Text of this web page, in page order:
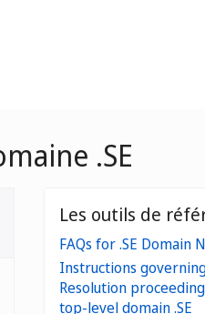
.SE
Les outils de
FAQs for .SE Domain
Instructions
Resolution
top-level domain .SE